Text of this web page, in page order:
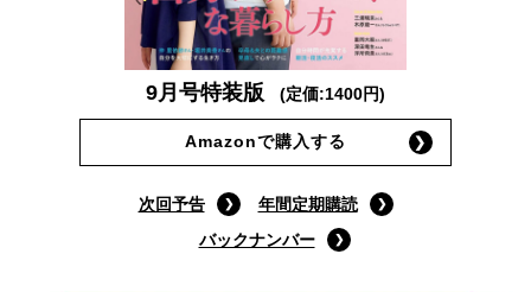
Amazonで購入する